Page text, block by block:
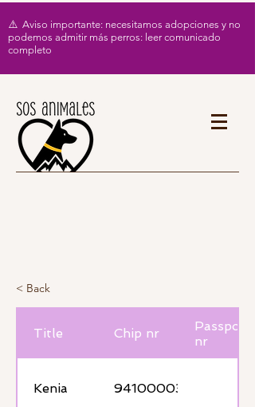
⚠️ Aviso importante: necesitamos adopciones y no
podemos admitir más perros: leer comunicado
completo
< Back
Title Chip nr
Passport
nr
Kenia 941000030294437